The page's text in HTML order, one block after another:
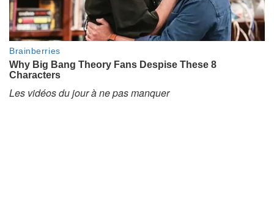
Les vidéos du jour à ne pas manquer